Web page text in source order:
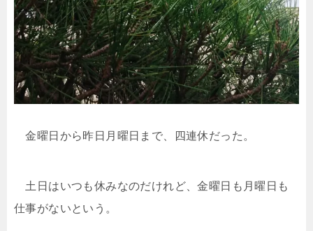
金曜日から昨日月曜日まで、四連休だった。
土日はいつも休みなのだけれど、金曜日も月曜日も
仕事がないという。